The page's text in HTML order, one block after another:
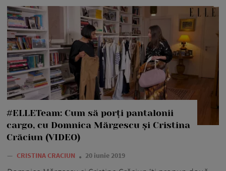
#ELLETeam: Cum să porți pantalonii
cargo, cu Domnica Mărgescu și Cristina
Crăciun (VIDEO)
— CRISTINA CRACIUN 20 iunie 2019